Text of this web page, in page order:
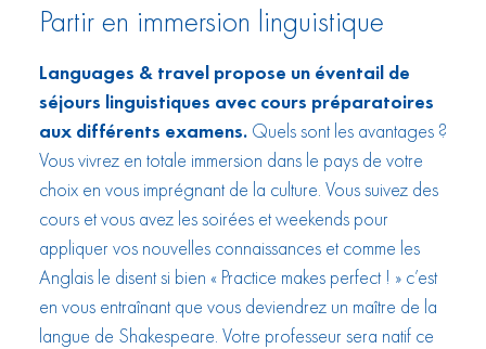
Partir en immersion linguistique
Languages & travel propose un éventail de
séjours linguistiques avec cours préparatoires
aux différents examens. Quels sont les avantages ?
Vous vivrez en totale immersion dans le pays de votre
choix en vous imprégnant de la culture. Vous suivez des
cours et vous avez les soirées et weekends pour
appliquer vos nouvelles connaissances et comme les
Anglais le disent si bien « Practice makes perfect ! » c’est
en vous entraînant que vous deviendrez un maître de la
langue de Shakespeare. Votre professeur sera natif ce